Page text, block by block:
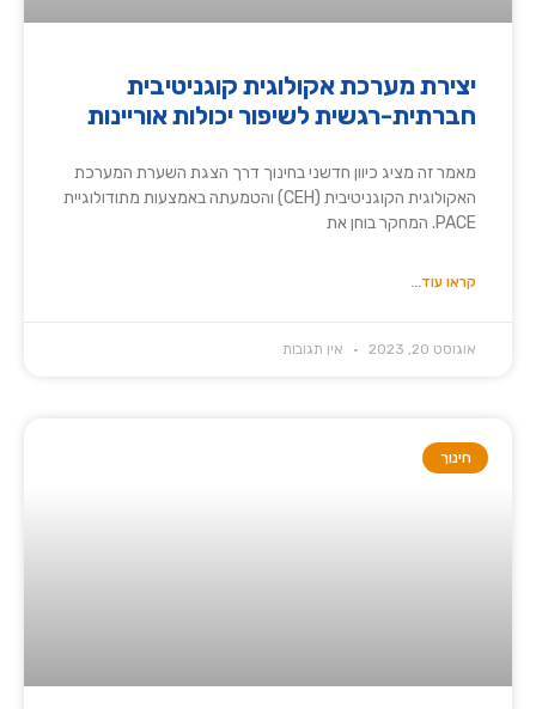
יצירת מערכת אקולוגית קוגניטיבית
חברתית-רגשית לשיפור יכולות אוריינות
מאמר זה מציג כיוון חדשני בחינוך דרך הצגת השערת המערכת
האקולוגית הקוגניטיבית (CEH) והטמעתה באמצעות מתודולוגיית
PACE. המחקר בוחן את
קראו עוד...
אוגוסט 20, 2023 אין תגובות
חינוך